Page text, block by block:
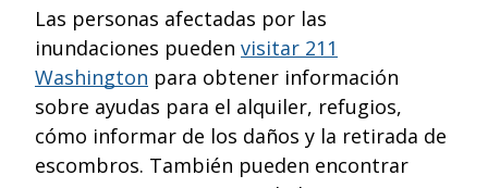
Las personas afectadas por las
inundaciones pueden visitar 211
Washington para obtener información
sobre ayudas para el alquiler, refugios,
cómo informar de los daños y la retirada de
escombros. También pueden encontrar